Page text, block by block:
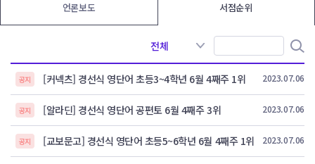
언론보도 서점순위
공지 [커넥츠] 경선식 영단어 초등3~4학년 6월 4째주 1위 2023.07.06
공지 [알라딘] 경선식 영단어 공편토 6월 4째주 3위 2023.07.06
공지 [교보문고] 경선식 영단어 초등5~6학년 6월 4째주 1위 2023.07.06